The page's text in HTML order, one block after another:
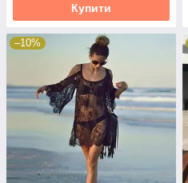
Купити
–10%